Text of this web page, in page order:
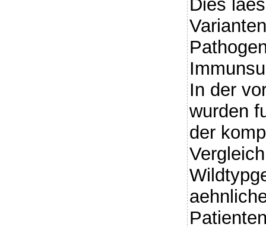
Dies
In der
wurden
der